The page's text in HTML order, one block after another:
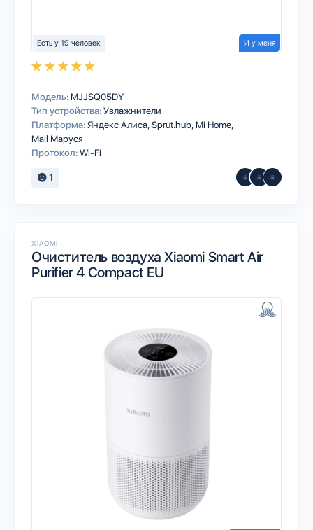
Есть у 19 человек И у меня
Модель: MJJSQ05DY
Тип устройства:Увлажнители
Платформа:Яндекс АлисаSprut.hub Mi Home
Mail Маруся
Протокол:Wi-Fi
1
XIAOMI
Очиститель воздуха Xiaomi Smart Air
Purifier 4 Compact EU